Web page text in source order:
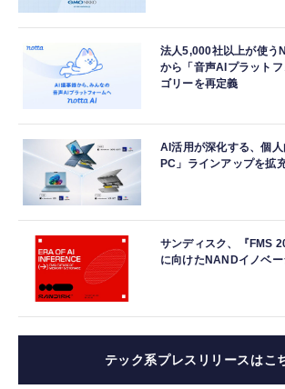
法人5,000社以上が使う
から「音声AIプラット
ゴリーを再定義
AI活用が深化する、個
PC」ラインアップを拡
サンディスク、『FMS
に向けたNANDイノベ
テック系プレスリリースはこ